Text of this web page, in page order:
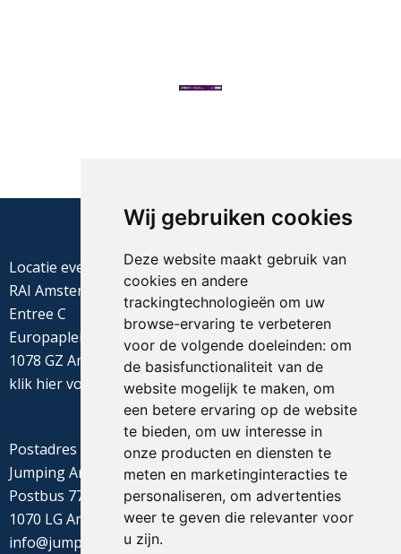
Wij gebruiken cookies
Deze website maakt gebruik van
cookies en andere
trackingtechnologieën om uw
browse-ervaring te verbeteren
voor de volgende doeleinden: om
de basisfunctionaliteit van de
website mogelijk te maken, om
een betere ervaring op de website
te bieden, om uw interesse in
onze producten en diensten te
meten en marketinginteracties te
personaliseren, om advertenties
weer te geven die relevanter voor
u zijn.
Locatie evenement
RAI Amsterdam
Entree C
Europaplein 22
1078 GZ Amsterdam
klik hiervoor de routebeschrijving
Postadres
Jumping Amsterdam
Postbus 77655
1070 LG Amsterdam
info@jumpingamsterdam.nl